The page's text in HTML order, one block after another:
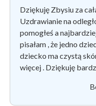
Dziękuję Zbysiu za
Uzdrawianie na
pomogłeś a
pisałam , że jedno
dziecko ma czystą
więcej . Dziękuję